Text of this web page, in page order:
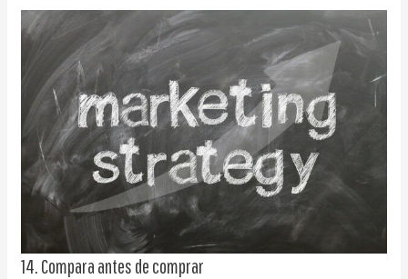
14. Compara antes de comprar